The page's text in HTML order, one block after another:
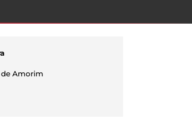
Amorim